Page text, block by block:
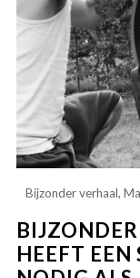
Bijzonder verhaal,
HEEFT EEN